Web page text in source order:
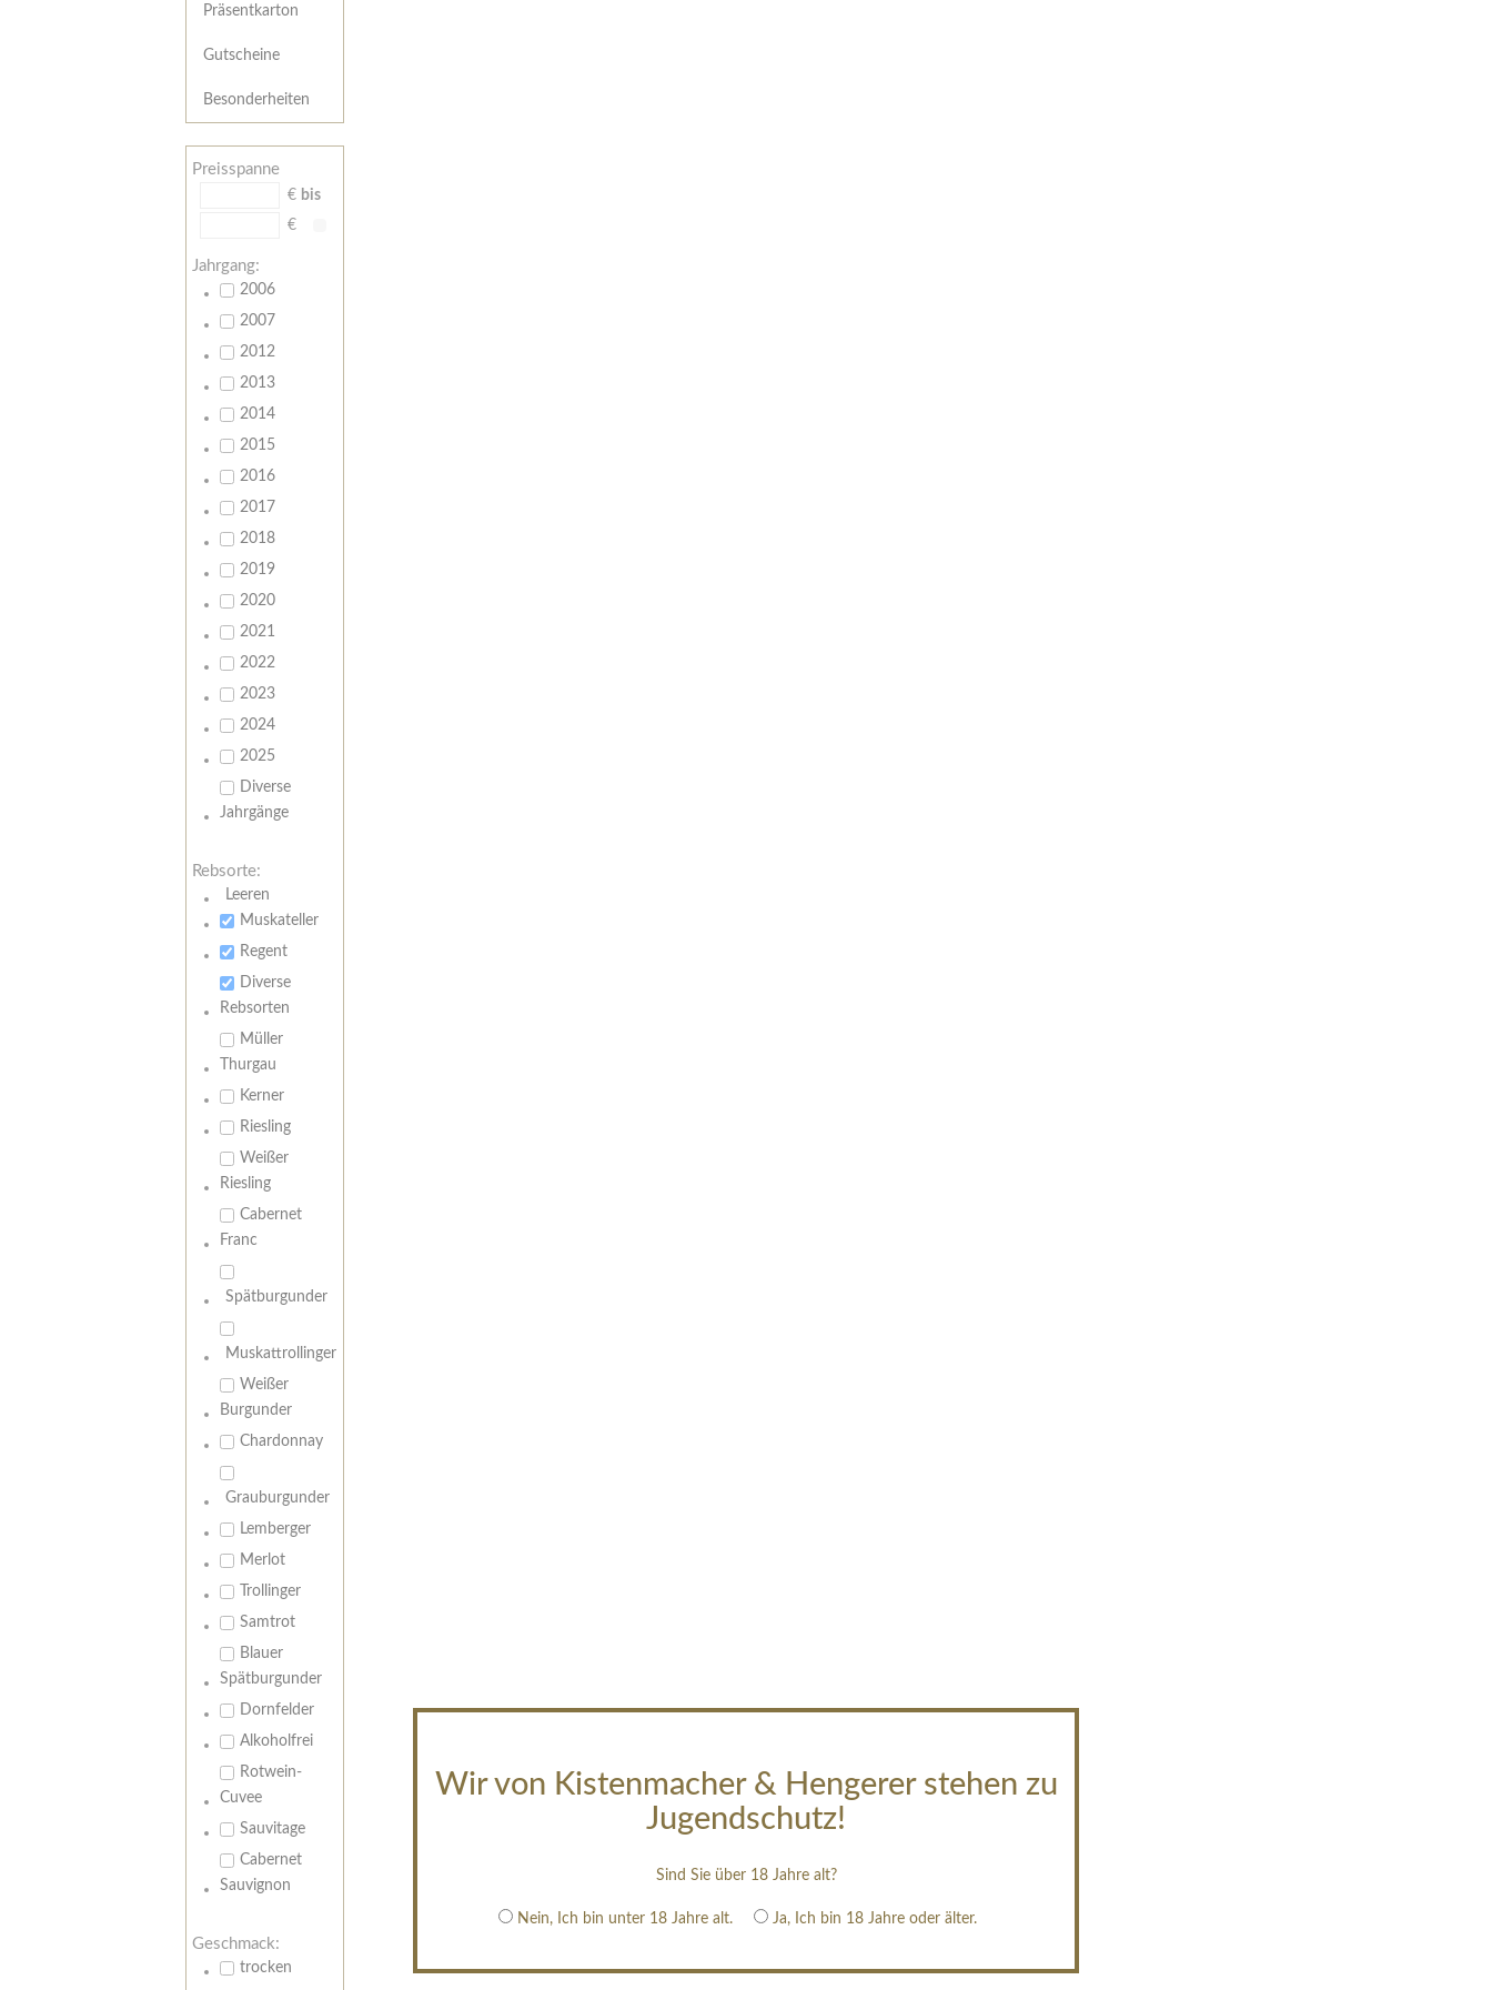
Wir von Kistenmacher & Hengerer stehen zu
Jugendschutz!
Sind Sie über 18 Jahre alt?
Nein, Ich bin unter 18 Jahre alt. Ja, Ich bin 18 Jahre oder älter.
Präsentkarton
Gutscheine
Besonderheiten
Preisspanne
€ bis
€
Jahrgang:
2006
2007
2012
2013
2014
2015
2016
2017
2018
2019
2020
2021
2022
2023
2024
2025
Diverse
Jahrgänge
Rebsorte:
Leeren
Muskateller
Regent
Diverse
Rebsorten
Müller
Thurgau
Kerner
Riesling
Weißer
Riesling
Cabernet
Franc
Spätburgunder
Muskattrollinger
Weißer
Burgunder
Chardonnay
Grauburgunder
Lemberger
Merlot
Trollinger
Samtrot
Blauer
Spätburgunder
Dornfelder
Alkoholfrei
Rotwein-
Cuvee
Sauvitage
Cabernet
Sauvignon
Geschmack:
trocken